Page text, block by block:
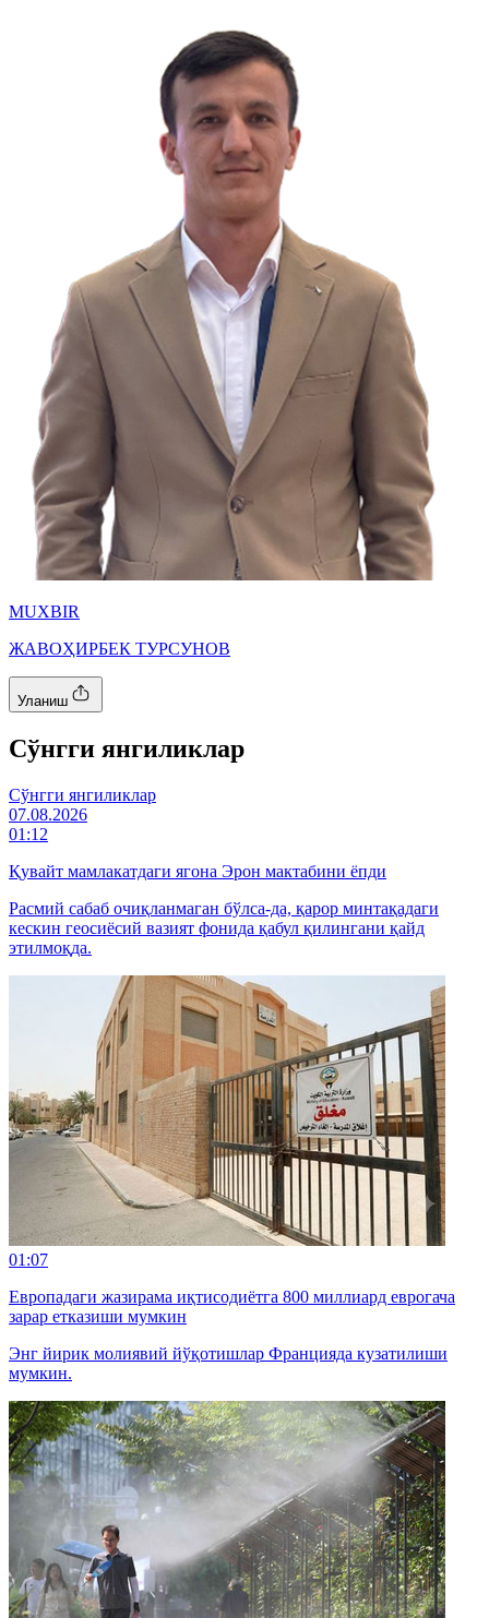
MUXBIR
ЖАВОҲИРБЕК ТУРСУНОВ
Уланиш
Cўнгги янгиликлар
Cўнгги янгиликлар
07.08.2026
01:12
Қувайт мамлакатдаги ягона Эрон мактабини ёпди
Расмий сабаб очиқланмаган бўлса-да, қарор минтақадаги
кескин геосиёсий вазият фонида қабул қилингани қайд
этилмоқда.
01:07
Европадаги жазирама иқтисодиётга 800 миллиард еврогача
зарар етказиши мумкин
Энг йирик молиявий йўқотишлар Францияда кузатилиши
мумкин.